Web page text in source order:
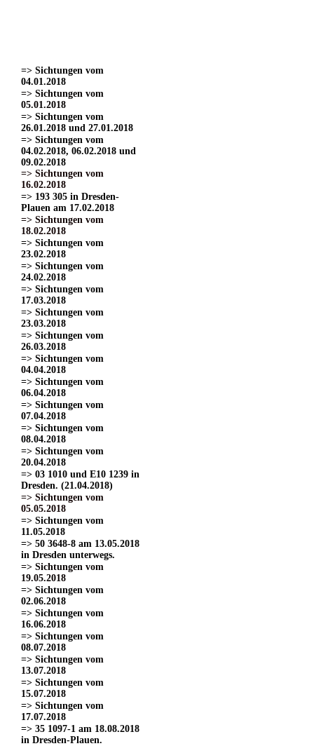
=> Sichtungen vom
04.01.2018
=> Sichtungen vom
05.01.2018
=> Sichtungen vom
26.01.2018 und 27.01.2018
=> Sichtungen vom
04.02.2018, 06.02.2018 und
09.02.2018
=> Sichtungen vom
16.02.2018
=> 193 305 in Dresden-
Plauen am 17.02.2018
=> Sichtungen vom
18.02.2018
=> Sichtungen vom
23.02.2018
=> Sichtungen vom
24.02.2018
=> Sichtungen vom
17.03.2018
=> Sichtungen vom
23.03.2018
=> Sichtungen vom
26.03.2018
=> Sichtungen vom
04.04.2018
=> Sichtungen vom
06.04.2018
=> Sichtungen vom
07.04.2018
=> Sichtungen vom
08.04.2018
=> Sichtungen vom
20.04.2018
=> 03 1010 und E10 1239 in
Dresden. (21.04.2018)
=> Sichtungen vom
05.05.2018
=> Sichtungen vom
11.05.2018
=> 50 3648-8 am 13.05.2018
in Dresden unterwegs.
=> Sichtungen vom
19.05.2018
=> Sichtungen vom
02.06.2018
=> Sichtungen vom
16.06.2018
=> Sichtungen vom
08.07.2018
=> Sichtungen vom
13.07.2018
=> Sichtungen vom
15.07.2018
=> Sichtungen vom
17.07.2018
=> 35 1097-1 am 18.08.2018
in Dresden-Plauen.